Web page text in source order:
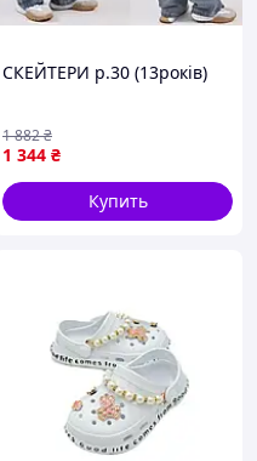
СКЕЙТЕРИ р.30 (13років)
1 344 ₴
1 882₴
Купить